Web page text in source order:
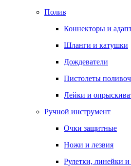
Полив
Коннекторы и
Шланги и катушки
Дождеватели
Пистолеты
Лейки и
Ручной инструмент
Очки защитные
Ножи и лезвия
Рулетки, линейки